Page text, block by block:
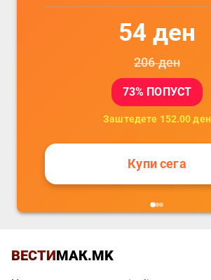
54 ден
206ден
73% ПОПУСТ
Заштедете 152.00 ден
Купи сега
ВЕСТИМАК.MK